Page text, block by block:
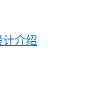
介绍